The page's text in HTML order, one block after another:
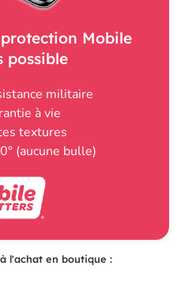
Mobile
possible
militaire
à vie
textures
(aucune bulle)
l'achat en boutique :